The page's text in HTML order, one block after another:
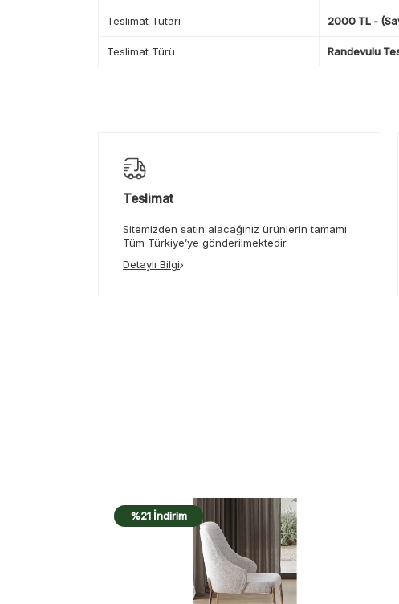
Teslimat Tutarı 2000 TL -
Teslimat Türü Randevulu
Teslimat
Sitemizden satın alacağınız ürünlerin tamamı
Tüm Türkiye’ye gönderilmektedir.
Detaylı Bilgi
%14 İndirim